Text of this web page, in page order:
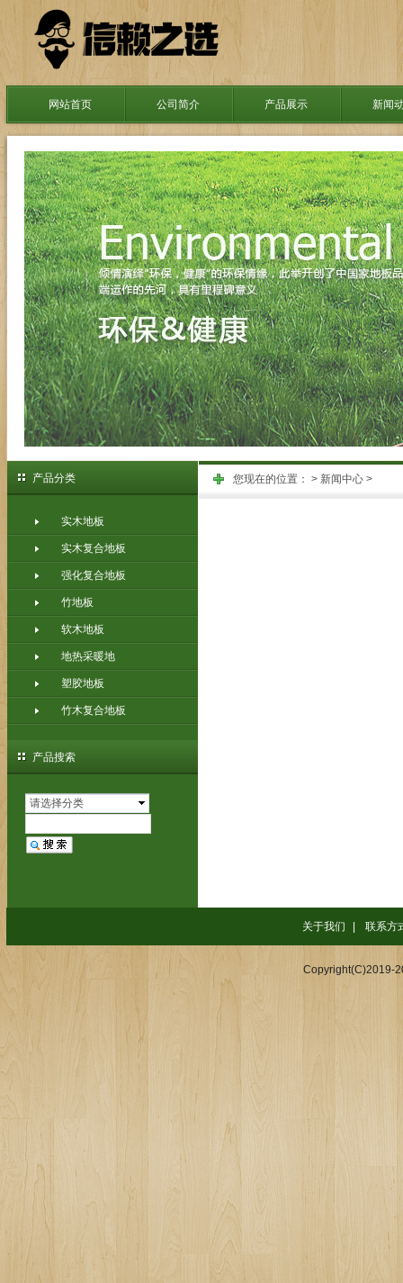
网站首页 公司简介 产品展示 新闻
产品搜索
请选择分类
您现在的位置： > 新闻中心 >
产品分类
实木地板
实木复合地板
强化复合地板
竹地板
软木地板
地热采暖地
塑胶地板
竹木复合地板
Copyright(C)2019-
关于我们 联系方